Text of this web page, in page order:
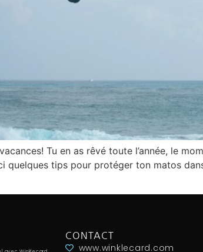
Tu en as rêvé toute l’année, le
tips pour protéger ton matos
CONTACT
www.winklecard.com